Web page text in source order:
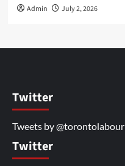
Admin July 2, 2026
Twitter
Tweets by @torontolabour
Twitter